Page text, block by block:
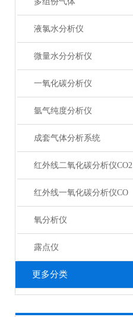
液氯水分析仪
微量水分分析仪
一氧化碳分析仪
氩气纯度分析仪
成套气体分析系统
红外线二氧化碳分析仪CO2
红外线一氧化碳分析仪CO
氧分析仪
露点仪
更多分类